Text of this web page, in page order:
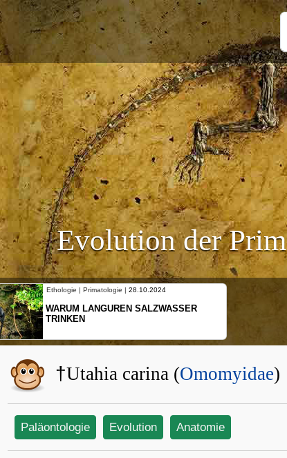
Evolution der
Ethologie | Primatologie |28.10.2024
WARUM LANGUREN SALZWASSER
TRINKEN
†Utahia carina (Omomyidae)
Paläontologie Evolution Anatomie